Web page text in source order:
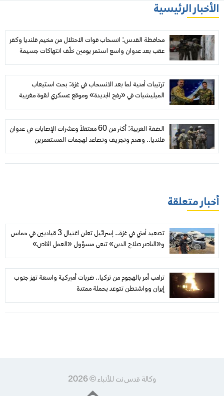
الأخبار الرئيسية
محافظة القدس: انسحاب قوات الاحتلال من مخيم قلنديا وكفر
عقب بعد عدوان واسع استمر يومين خلّف انتهاكات جسيمة
ترتيبات أمنية لما بعد الانسحاب في غزة: بحث استيعاب
الميليشيات في «رفح الجديدة» وموقع عسكري لقوة مغربية
الضفة الغربية: أكثر من 60 معتقلاً وعشرات الإصابات في عدوان
قلنديا.. وهدم وتجريف وتصاعد لهجمات المستعمرين
أخبار متعلقة
تصعيد أمني في غزة.. إسرائيل تعلن اغتيال 3 قياديين في حماس
و«الناصر صلاح الدين» تنعى مسؤول «العمل الخاص»
ترامب أمر بالهجوم من تركيا.. ضربات أميركية واسعة تهز جنوب
إيران وواشنطن تتوعد بحملة ممتدة
وكالة قدس نت للأنباء © 2026